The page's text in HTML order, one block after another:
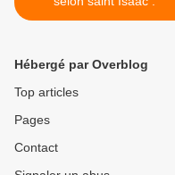
Hébergé par Overblog
Top articles
Pages
Contact